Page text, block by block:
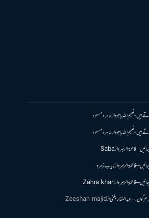
نعیم اللہ باجوہازطاہرہ مسعود
نعیم اللہ باجوہازطاہرہ مسعود
– فاطمۃالزہرہازSaba
– فاطمۃالزہرہازنایاب زہرہ
– فاطمۃالزہرہازZahra khan
کون! – عبدالغفار بگٹیازZeeshan majid